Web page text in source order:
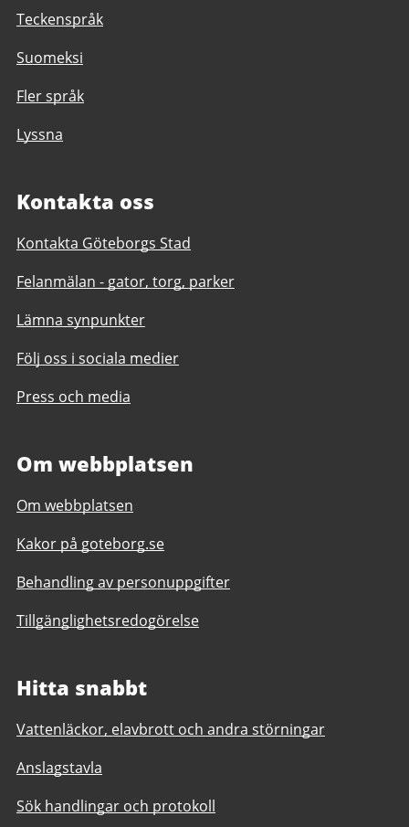
Teckenspråk
Suomeksi
Fler språk
Lyssna
Kontakta oss
Kontakta Göteborgs Stad
Felanmälan - gator, torg, parker
Lämna synpunkter
Följ oss i sociala medier
Press och media
Om webbplatsen
Om webbplatsen
Kakor på goteborg.se
Behandling av personuppgifter
Tillgänglighetsredogörelse
Hitta snabbt
Vattenläckor, elavbrott och andra störningar
Anslagstavla
Sök handlingar och protokoll